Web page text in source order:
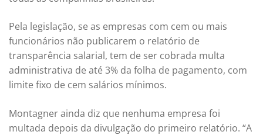
Pela legislação, se as empresas com cem ou mais
funcionários não publicarem o relatório de
transparência salarial, tem de ser cobrada multa
administrativa de até 3% da folha de pagamento, com
limite fixo de cem salários mínimos.
Montagner ainda diz que nenhuma empresa foi
multada depois da divulgação do primeiro relatório. “A